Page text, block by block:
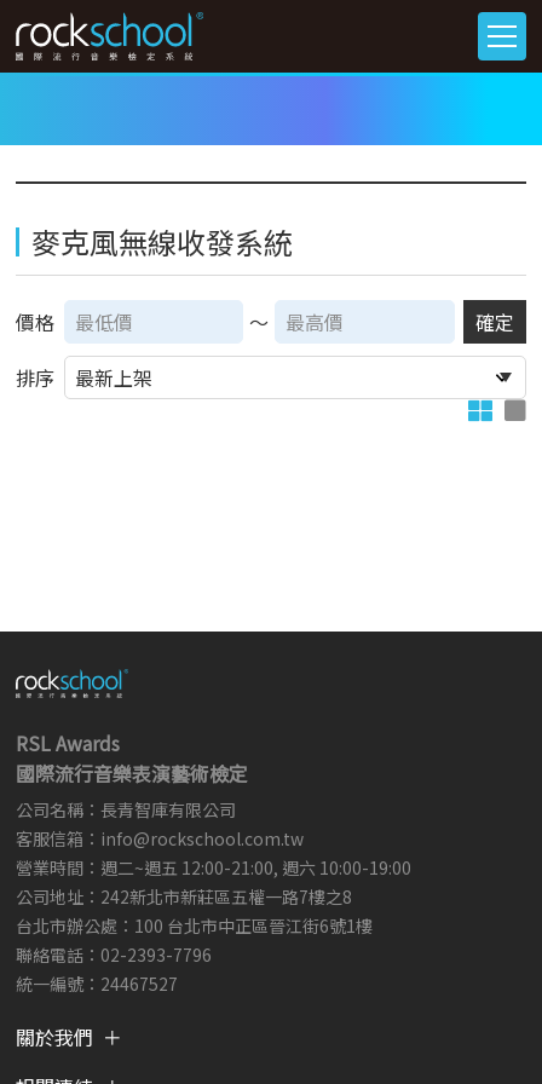
麥克風無線收發系統
價格 ～
確定
排序
RSL Awards
國際流行音樂表演藝術檢定
公司名稱：長青智庫有限公司
客服信箱： info@rockschool.com.tw ​
營業時間：週二~週五 12:00-21:00, 週六 10:00-19:00
公司地址：242新北市新莊區五權一路7樓之8
台北市辦公處：100 台北市中正區晉江街6號1樓
聯絡電話：02-2393-7796
統一編號：24467527
關於我們